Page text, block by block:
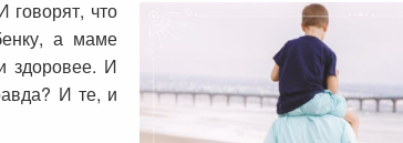
что
а маме
здоровее. И
И те, и